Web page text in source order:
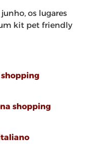
os lugares
kit pet friendly
shopping
shopping